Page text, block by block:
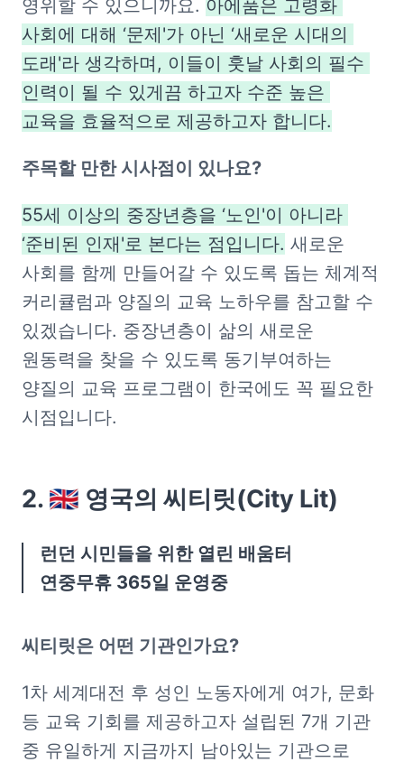
영위할 수 있으니까요. 아에품은 고령화
사회에 대해 ‘문제'가 아닌 ‘새로운 시대의
도래'라 생각하며, 이들이 훗날 사회의 필수
인력이 될 수 있게끔 하고자 수준 높은
교육을 효율적으로 제공하고자 합니다.
주목할 만한 시사점이 있나요?
55세 이상의 중장년층을 ‘노인'이 아니라
‘준비된 인재'로 본다는 점입니다. 새로운
사회를 함께 만들어갈 수 있도록 돕는 체계적
커리큘럼과 양질의 교육 노하우를 참고할 수
있겠습니다. 중장년층이 삶의 새로운
원동력을 찾을 수 있도록 동기부여하는
양질의 교육 프로그램이 한국에도 꼭 필요한
시점입니다.
2. 🇬🇧 영국의 씨티릿(City Lit)
런던 시민들을 위한 열린 배움터
연중무휴 365일 운영중
씨티릿은 어떤 기관인가요?
1차 세계대전 후 성인 노동자에게 여가, 문화
등 교육 기회를 제공하고자 설립된 7개 기관
중 유일하게 지금까지 남아있는 기관으로